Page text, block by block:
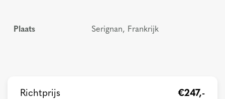
Plaats Serignan, Frankrijk
Richtprijs €247,-